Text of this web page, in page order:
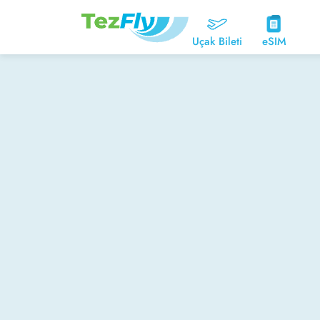
Uçak Bileti eSIM